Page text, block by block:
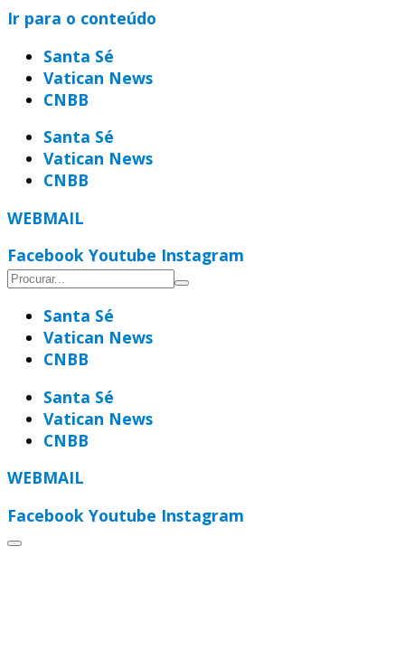
Ir para o conteúdo
Santa Sé
Vatican News
CNBB
Santa Sé
Vatican News
CNBB
WEBMAIL
Facebook Youtube Instagram
Santa Sé
Vatican News
CNBB
Santa Sé
Vatican News
CNBB
WEBMAIL
Facebook Youtube Instagram